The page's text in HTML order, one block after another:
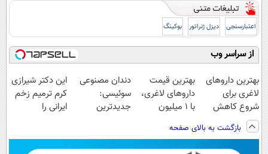
اعتبارسنجی دیزل ژنراتور بوکینگ
از سراسر وب
بهترین داروهای
لاغری برای
شروع کاهش
وزن، ارسال از
داروخانه های
نزدیکت!
بهترین قیمت
داروهای لاغری،
با ۱ میلیون
از داروخانه‌
دندان مصنوعی
سوئیسی:
جدیدترین
پرداخت قسطی
این دکتر شیرازی
کرم ترمیم زخم
ایرانی را
بازگشت به بالای صفحه